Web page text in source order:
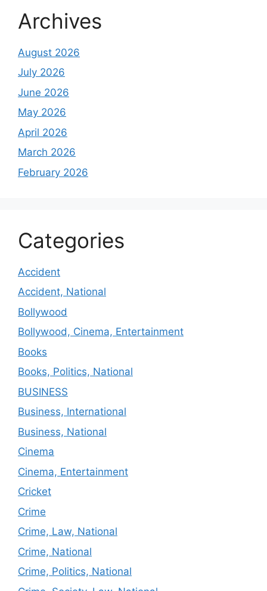
Archives
August 2026
July 2026
June 2026
May 2026
April 2026
March 2026
February 2026
Categories
Accident
Accident, National
Bollywood
Bollywood, Cinema, Entertainment
Books
Books, Politics, National
BUSINESS
Business, International
Business, National
Cinema
Cinema, Entertainment
Cricket
Crime
Crime, Law, National
Crime, National
Crime, Politics, National